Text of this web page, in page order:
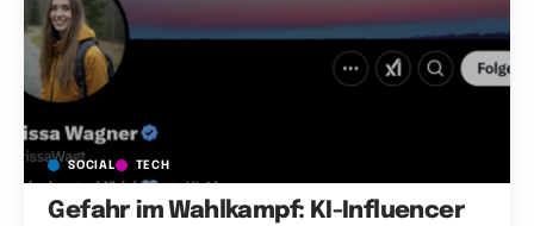
SOCIAL TECH
Gefahr im Wahlkampf: KI-Influencer